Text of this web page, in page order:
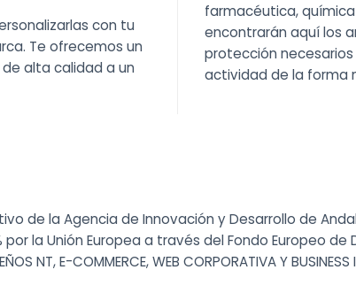
con tu
Te ofrecemos un
alta calidad a un
farmacéutica,
encontrarán aquí los
protección
actividad de la forma
de la Agencia de Innovación y Desarrollo de
la Unión Europea a través del Fondo Europeo de
NT, E-COMMERCE, WEB CORPORATIVA Y